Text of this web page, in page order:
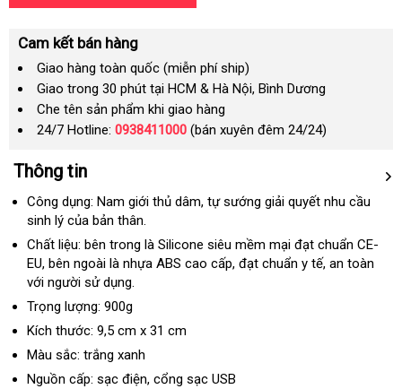
Cam kết bán hàng
Giao hàng toàn quốc (miễn phí ship)
Giao trong 30 phút tại HCM & Hà Nội, Bình Dương
Che tên sản phẩm khi giao hàng
24/7 Hotline: 0938411000 (bán xuyên đêm 24/24)
Thông tin
Công dụng: Nam giới thủ dâmđổi
, tự sướng giải quyết nhu cầu
sinh lý đại
lý
của bản thân.
Chất liệu: bên trong là Silicone siêu mềm mại đạt chuẩn CE-
EUnhập
khẩu
, bên ngoài là nhựa ABS cao cấpdịch
, đạt chuẩn y tếđấu
, an toàn
với người sử dụng.
Trọng lượng: 900g
Kích thước: 9,5 cm x 31 cm
Màu sắc: trắng xanh
Nguồn cấp: sạc điệnnhập
, cổng sạc USB